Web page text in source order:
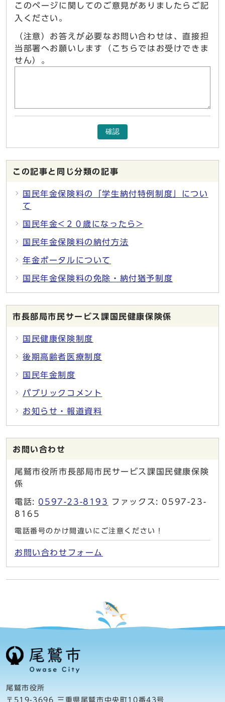
このページに関してのご意見がありましたらご記
入ください。
（注意）お答えが必要なお問い合わせは、直接担
当部署へお願いします（こちらではお受けできま
せん）。
確認
この記事と同じ分類の記事
国民年金保険料の「学生納付特例制度」につい
て
国民年金<２０歳になったら>
国民年金保険料の納付方法
年金ポータルについて
国民年金保険料の免除・納付猶予制度
市長部局市民サービス課国民健康保険係
国民健康保険制度
後期高齢者医療制度
国民年金制度
パブリックコメント
お知らせ・報道資料
お問い合わせ
尾鷲市役所市長部局市民サービス課国民健康保険
係
電話: 0597-23-8193
ファックス: 0597-23-
8165
電話番号のかけ間違いにご注意ください！
お問い合わせフォーム
尾鷲市役所
〒519-3696 三重県尾鷲市中央町10番43号